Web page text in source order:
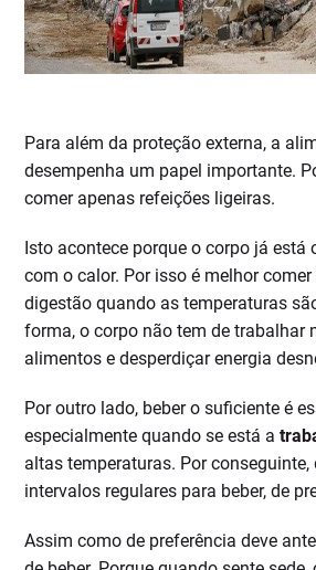
Para além da proteção externa, a
desempenha um papel importante.
comer apenas refeições ligeiras.
Isto acontece porque o corpo já está
com o calor. Por isso é melhor
digestão quando as temperaturas
forma, o corpo não tem de trabalhar
alimentos e desperdiçar energia
Por outro lado, beber o suficiente é
especialmente quando se está a
altas temperaturas. Por conseguinte,
intervalos regulares para beber, de
Assim como de preferência deve